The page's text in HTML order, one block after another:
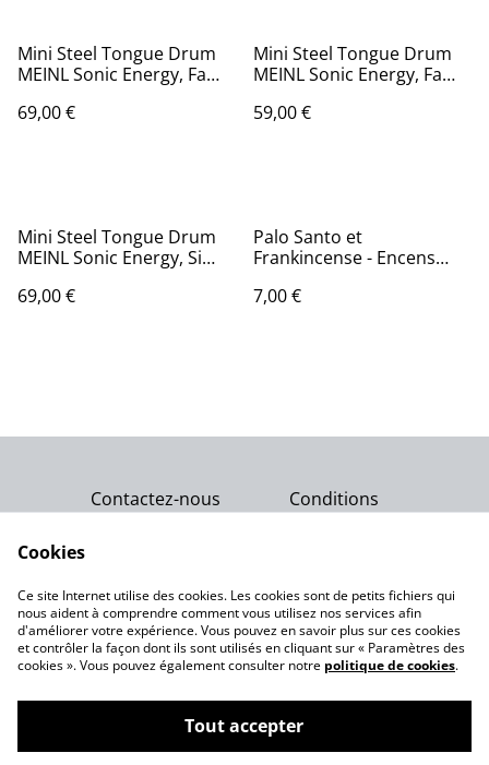
Mini Steel Tongue Drum
MEINL Sonic Energy, Fa
69,00 €
Mini Steel Tongue Drum
MEINL Sonic Energy, Fa
59,00 €
Mini Steel Tongue Drum
MEINL Sonic Energy, Si
69,00 €
Palo Santo et
Frankincense - Encens
7,00 €
Contactez-nous
Conditions
Politique de
Politique de cookies
Notre engagement
©2026Gemme Celeste
Cookies
Ce site Internet utilise des cookies. Les cookies sont de petits fichiers qui
nous aident à comprendre comment vous utilisez nos services afin
d'améliorer votre expérience. Vous pouvez en savoir plus sur ces cookies
et contrôler la façon dont ils sont utilisés en cliquant sur « Paramètres des
cookies ». Vous pouvez également consulter notre politique de cookies.
Tout accepter